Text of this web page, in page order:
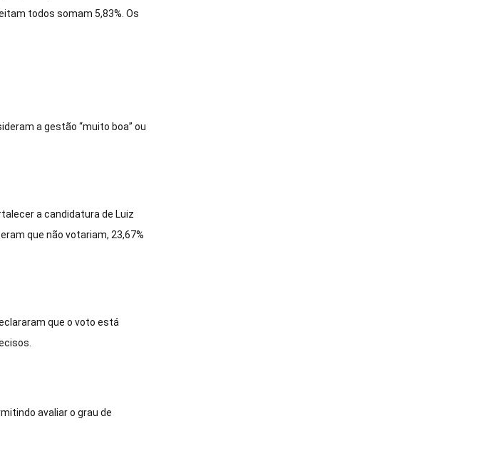
todos somam 5,83%. Os
a gestão “muito boa” ou
a candidatura de Luiz
que não votariam, 23,67%
que o voto está
avaliar o grau de